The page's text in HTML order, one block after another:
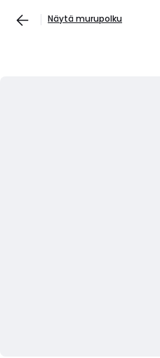
Näytä murupolku